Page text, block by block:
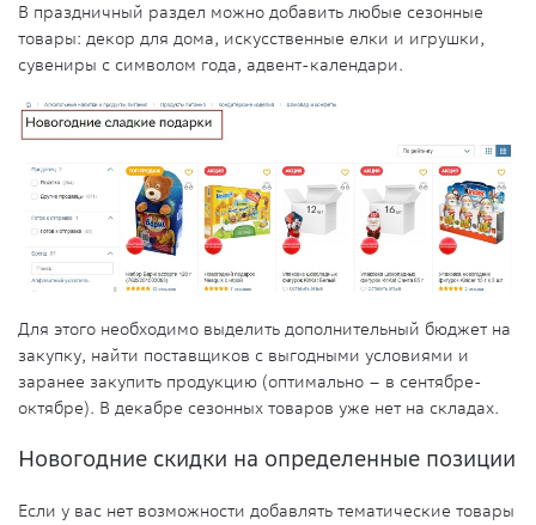
В праздничный раздел можно добавить любые сезонные
товары: декор для дома, искусственные елки и игрушки,
сувениры с символом года, адвент-календари.
Для этого необходимо выделить дополнительный бюджет на
закупку, найти поставщиков с выгодными условиями и
заранее закупить продукцию (оптимально – в сентябре-
октябре). В декабре сезонных товаров уже нет на складах.
Новогодние скидки на определенные позиции
Если у вас нет возможности добавлять тематические товары